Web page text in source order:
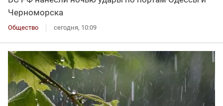
Черноморска
Общество сегодня, 10:09